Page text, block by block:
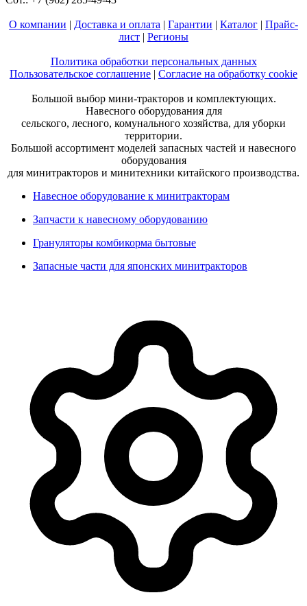
О компании | Доставка и оплата | Гарантии | Каталог | Прайс-
лист | Регионы
Политика обработки персональных данных
Пользовательское соглашение | Согласие на обработку cookie
Большой выбор мини-тракторов и комплектующих.
Навесного оборудования для
сельского, лесного, комунального хозяйства, для уборки
территории.
Большой ассортимент моделей запасных частей и навесного
оборудования
для минитракторов и минитехники китайского производства.
Навесное оборудование к минитракторам
Запчасти к навесному оборудованию
Грануляторы комбикорма бытовые
Запасные части для японских минитракторов